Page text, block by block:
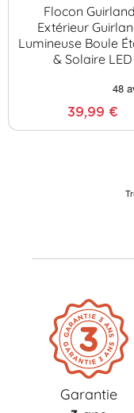
Flocon
Extérieur
Lumineuse Boule
& Solaire LED
39,99 €
Garantie